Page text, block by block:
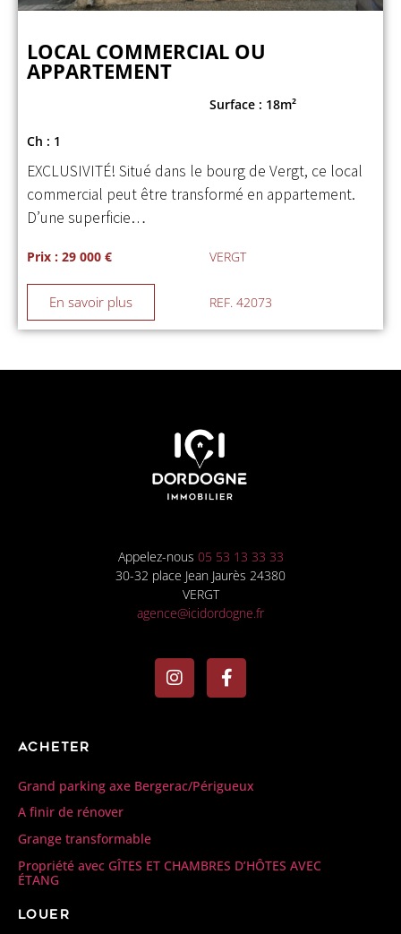
LOCAL COMMERCIAL OU
APPARTEMENT
Surface : 18m²
Ch : 1
EXCLUSIVITÉ! Situé dans le bourg de Vergt, ce local
commercial peut être transformé en appartement.
D’une superficie…
Prix : 29 000 € VERGT
En savoir plus REF. 42073
Appelez-nous 05 53 13 33 33
30-32 place Jean Jaurès 24380
VERGT
agence@icidordogne.fr
Acheter
Grand parking axe Bergerac/Périgueux
A finir de rénover
Grange transformable
Propriété avec GÎTES ET CHAMBRES D’HÔTES AVEC
ÉTANG
Louer